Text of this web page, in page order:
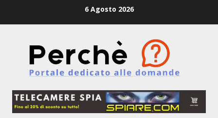
6 Agosto 2026